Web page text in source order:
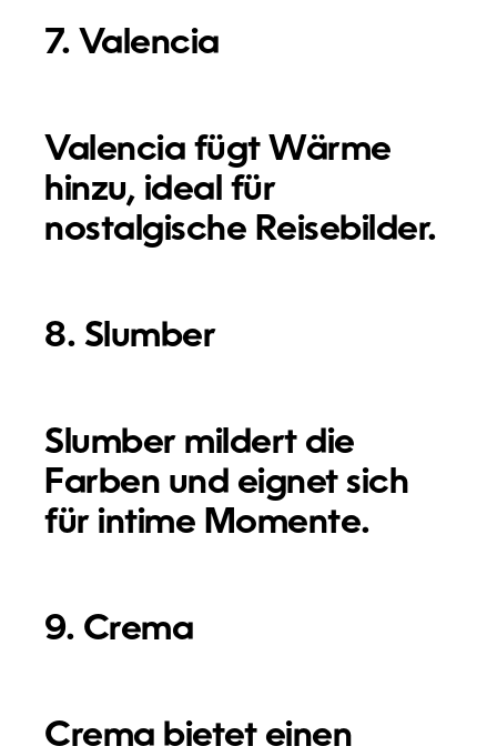
7. Valencia
Valencia fügt Wärme
hinzu, ideal für
nostalgische Reisebilder.
8. Slumber
Slumber mildert die
Farben und eignet sich
für intime Momente.
9. Crema
Crema bietet einen